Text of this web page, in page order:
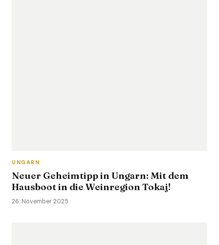
UNGARN
Neuer Geheimtipp in Ungarn: Mit dem
Hausboot in die Weinregion Tokaj!
26. November 2025